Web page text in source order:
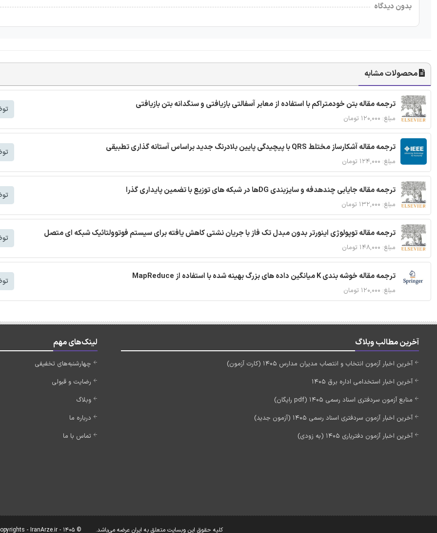
بدون دیدگاه
محصولات مشابه
ترجمه مقاله بتن خودمتراکم با استفاده از معابر آسفالتی بازیافتی و سنگدانه بتن بازیافتی
مبلغ: ۱۲۰,۰۰۰ تومان
ترجمه مقاله آشکارساز مختلط QRS با پیچیدگی پایین بلادرنگ جدید براساس آستانه گذاری تطبیقی
مبلغ: ۱۲۴,۰۰۰ تومان
ترجمه مقاله جایابی چندهدفه و سایزبندی DGها در شبکه های توزیع با تضمین پایداری گذرا
مبلغ: ۱۳۲,۰۰۰ تومان
ترجمه مقاله توپولوژی اینورتر بدون مبدل تک فاز با جریان نشتی کاهش یافته برای سیستم فوتوولتائیک شبکه ای متصل
مبلغ: ۱۴۸,۰۰۰ تومان
ترجمه مقاله خوشه بندی K میانگین داده های بزرگ بهینه شده با استفاده از MapReduce
مبلغ: ۱۲۰,۰۰۰ تومان
آخرین مطالب وبلاگ
آخرین اخبار آزمون انتخاب و انتصاب مدیران مدارس 1405 (کارت آزمون)
آخرین اخبار استخدامی اداره برق 1405
منابع آزمون سردفتری اسناد رسمی 1405 (pdf رایگان)
آخرین اخبار آزمون سردفتری اسناد رسمی 1405 (آزمون جدید)
آخرین اخبار آزمون دفتریاری 1405 (به زودی)
لینک‌های مهم
چهارشنبه‌های تخفیفی
رضایت و قبولی
وبلاگ
درباره ما
تماس با ما
کلیه حقوق این وبسایت متعلق به ایران عرضه می‌باشد. © Copyrights - IranArze.ir - 1405